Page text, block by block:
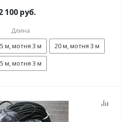
100 руб.
Длина
м, мотня 3 м
20 м, мотня 3 м
м, мотня 3 м